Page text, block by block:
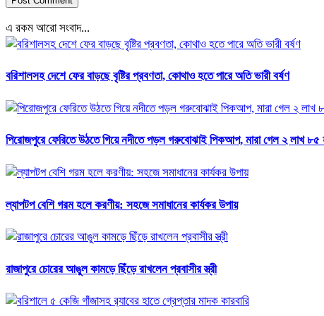
এ রকম আরো সংবাদ...
বরিশালসহ দেশে ফের বাড়ছে বৃষ্টির প্রবণতা, কোথাও হতে পারে অতি ভারী বর্ষণ
পিরোজপুরে ফেরিতে উঠতে গিয়ে নদীতে পড়ল গরুবোঝাই পিকআপ, মারা গেল ২ লাখ ৮৫
ল্যাপটপ বেশি গরম হলে করণীয়: সহজে সমাধানের কার্যকর উপায়
রাজাপুরে চোরের আঙুল কামড়ে ছিঁড়ে রাখলেন প্রবাসীর স্ত্রী